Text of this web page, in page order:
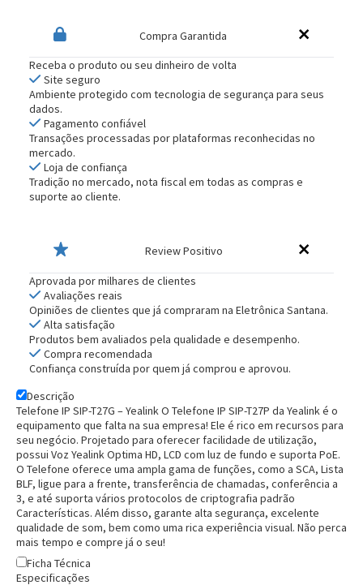
Entrega Flash
Pagamento via Pix
Retire na Loja
Compra Garantida
Receba o produto ou seu dinheiro de volta
Site seguro
Ambiente protegido com tecnologia de segurança para seus
dados.
Pagamento confiável
Transações processadas por plataformas reconhecidas no
mercado.
Loja de confiança
Tradição no mercado, nota fiscal em todas as compras e
suporte ao cliente.
Review Positivo
Aprovada por milhares de clientes
Avaliações reais
Opiniões de clientes que já compraram na Eletrônica Santana.
Alta satisfação
Produtos bem avaliados pela qualidade e desempenho.
Compra recomendada
Confiança construída por quem já comprou e aprovou.
Descrição
Telefone IP SIP-T27G – Yealink O Telefone IP SIP-T27P da Yealink é o
equipamento que falta na sua empresa! Ele é rico em recursos para
seu negócio. Projetado para oferecer facilidade de utilização,
possui Voz Yealink Optima HD, LCD com luz de fundo e suporta PoE.
O Telefone oferece uma ampla gama de funções, como a SCA, Lista
BLF, ligue para a frente, transferência de chamadas, conferência a
3, e até suporta vários protocolos de criptografia padrão
Características. Além disso, garante alta segurança, excelente
qualidade de som, bem como uma rica experiência visual. Não perca
mais tempo e compre já o seu!
Ficha Técnica
Especificações